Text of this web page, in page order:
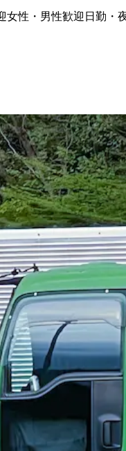
女性・男性歓迎 日勤・
市